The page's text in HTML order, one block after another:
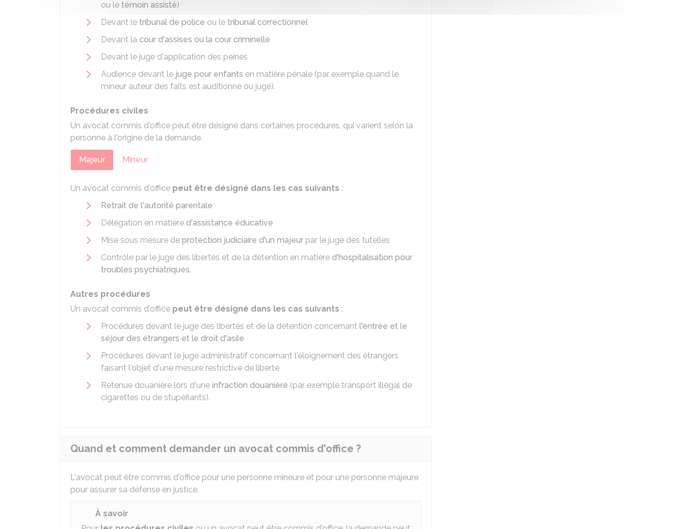
ou le témoin assisté)
Devant le tribunal de police ou le tribunal correctionnel
Devant la cour d'assises ou la cour criminelle
Devant le juge d'application des peines
Audience devant le juge pour enfants en matière pénale (par exemple quand le
mineur auteur des faits est auditionné ou jugé).
Procédures civiles
Un avocat commis d'office peut être désigné dans certaines procédures, qui varient selon la
personne à l'origine de la demande.
Majeur Mineur
Un avocat commis d'office peut être désigné dans les cas suivants :
Retrait de l'autorité parentale
Délégation en matière d'assistance éducative
Mise sous mesure de protection judiciaire d'un majeur par le juge des tutelles
Contrôle par le juge des libertés et de la détention en matière d'hospitalisation pour
troubles psychiatriques.
Autres procédures
Un avocat commis d'office peut être désigné dans les cas suivants :
Procédures devant le juge des libertés et de la détention concernant l'entrée et le
séjour des étrangers et le droit d'asile
Procédures devant le juge administratif concernant l'éloignement des étrangers
faisant l'objet d'une mesure restrictive de liberté
Retenue douanière lors d'une infraction douanière (par exemple transport illégal de
cigarettes ou de stupéfiants).
Quand et comment demander un avocat commis d'office ?
L'avocat peut être commis d'office pour une personne mineure et pour une personne majeure
pour assurer sa défense en justice.
À savoir